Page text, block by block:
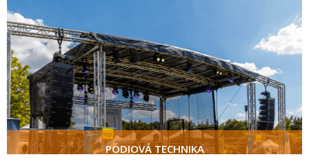
PÓDIOVÁ TECHNIKA
PÓDIOVÁ TECHNIKA
poptat